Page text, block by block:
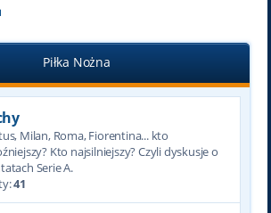
Piłka Nożna
Milan, Roma, Fiorentina... kto
Kto najsilniejszy? Czyli dyskusje o
Serie A.
41